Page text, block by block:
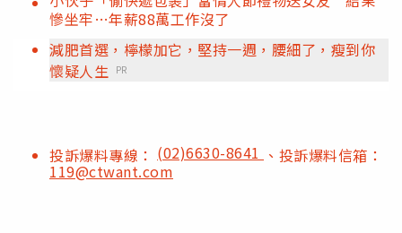
慘坐牢…年薪88萬工作沒了
減肥首選，檸檬加它，堅持一週，腰細了，瘦到你
懷疑人生
PR
投訴爆料專線： (02)6630-8641 、投訴爆料信箱：
119@ctwant.com